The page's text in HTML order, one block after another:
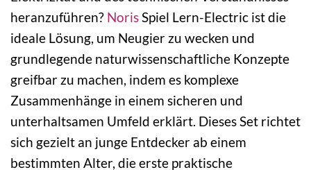
heranzuführen? Noris Spiel Lern-Electric ist die
ideale Lösung, um Neugier zu wecken und
grundlegende naturwissenschaftliche Konzepte
greifbar zu machen, indem es komplexe
Zusammenhänge in einem sicheren und
unterhaltsamen Umfeld erklärt. Dieses Set richtet
sich gezielt an junge Entdecker ab einem
bestimmten Alter, die erste praktische